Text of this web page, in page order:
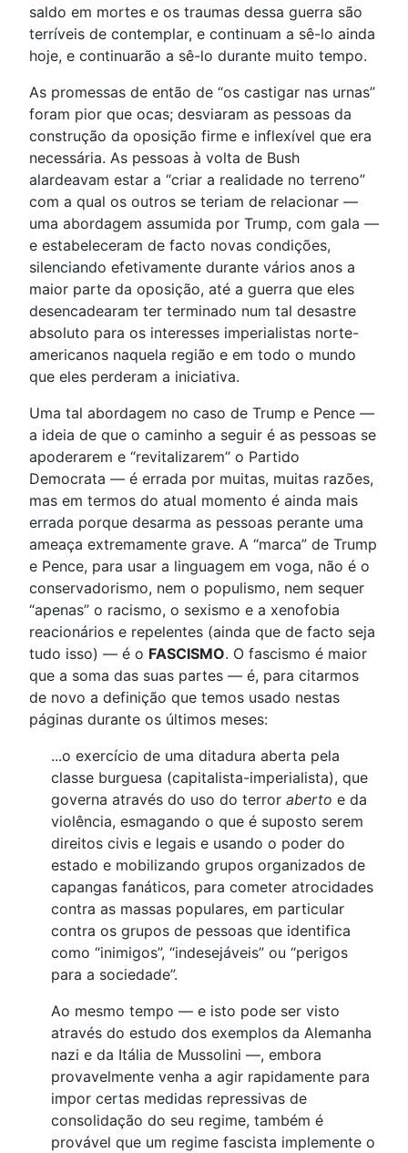
saldo em mortes e os traumas dessa guerra são
terríveis de contemplar, e continuam a sê-lo ainda
hoje, e continuarão a sê-lo durante muito tempo.
As promessas de então de “os castigar nas urnas”
foram pior que ocas; desviaram as pessoas da
construção da oposição firme e inflexível que era
necessária. As pessoas à volta de Bush
alardeavam estar a “criar a realidade no terreno”
com a qual os outros se teriam de relacionar —
uma abordagem assumida por Trump, com gala —
e estabeleceram de facto novas condições,
silenciando efetivamente durante vários anos a
maior parte da oposição, até a guerra que eles
desencadearam ter terminado num tal desastre
absoluto para os interesses imperialistas norte-
americanos naquela região e em todo o mundo
que eles perderam a iniciativa.
Uma tal abordagem no caso de Trump e Pence —
a ideia de que o caminho a seguir é as pessoas se
apoderarem e “revitalizarem” o Partido
Democrata — é errada por muitas, muitas razões,
mas em termos do atual momento é ainda mais
errada porque desarma as pessoas perante uma
ameaça extremamente grave. A “marca” de Trump
e Pence, para usar a linguagem em voga, não é o
conservadorismo, nem o populismo, nem sequer
“apenas” o racismo, o sexismo e a xenofobia
reacionários e repelentes (ainda que de facto seja
tudo isso) — é o FASCISMO. O fascismo é maior
que a soma das suas partes — é, para citarmos
de novo a definição que temos usado nestas
páginas durante os últimos meses:
...o exercício de uma ditadura aberta pela
classe burguesa (capitalista-imperialista), que
governa através do uso do terror aberto e da
violência, esmagando o que é suposto serem
direitos civis e legais e usando o poder do
estado e mobilizando grupos organizados de
capangas fanáticos, para cometer atrocidades
contra as massas populares, em particular
contra os grupos de pessoas que identifica
como “inimigos”, “indesejáveis” ou “perigos
para a sociedade”.
Ao mesmo tempo — e isto pode ser visto
através do estudo dos exemplos da Alemanha
nazi e da Itália de Mussolini —, embora
provavelmente venha a agir rapidamente para
impor certas medidas repressivas de
consolidação do seu regime, também é
provável que um regime fascista implemente o